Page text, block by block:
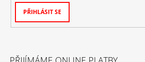
PŘIHLÁSIT SE